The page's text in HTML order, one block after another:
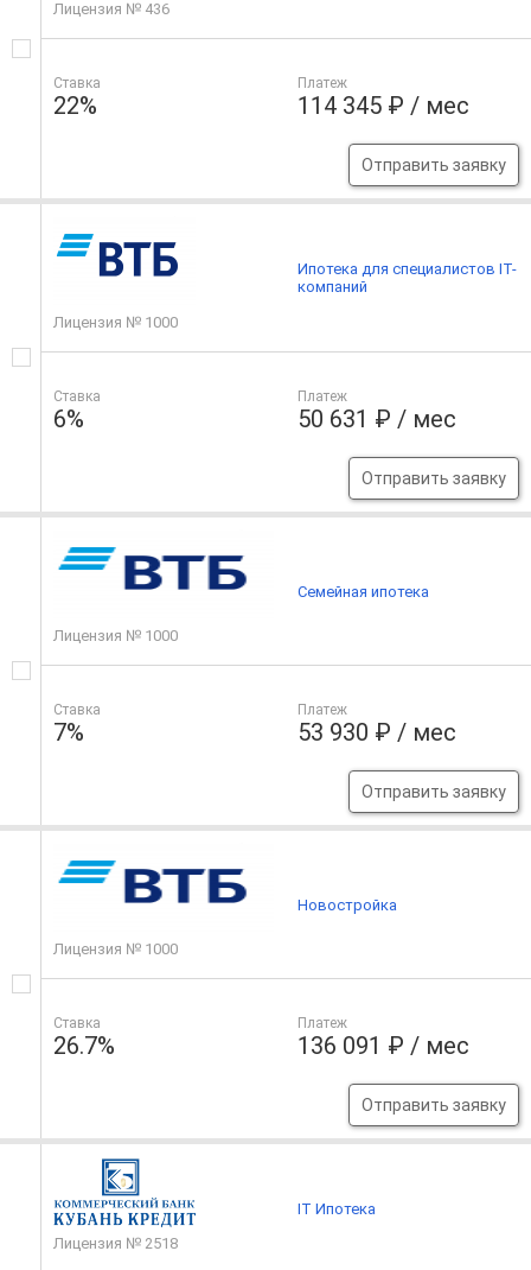
Лицензия № 436
Ставка
22%
Платеж
114 345 ₽ / мес
Отправить заявку
Лицензия № 1000
Ставка
6%
Платеж
50 631 ₽ / мес
Отправить заявку
Ипотека для специалистов IT-
компаний
Лицензия № 1000
Ставка
7%
Платеж
53 930 ₽ / мес
Отправить заявку
Семейная ипотека
Лицензия № 1000
Ставка
26.7%
Платеж
136 091 ₽ / мес
Отправить заявку
Новостройка
Лицензия № 2518
IT Ипотека